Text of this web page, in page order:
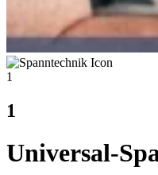
1
1
Universal-